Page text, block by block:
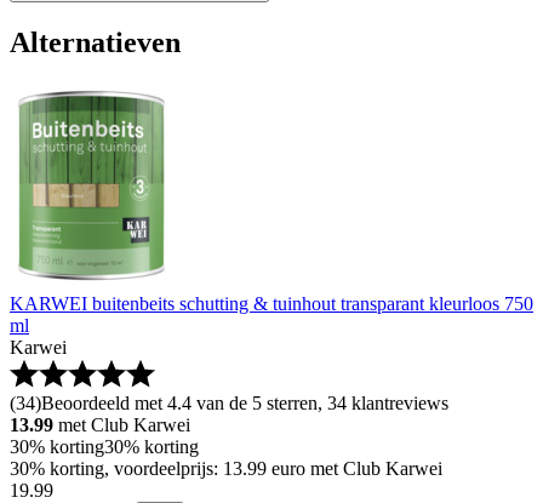
Alternatieven
KARWEI buitenbeits schutting & tuinhout transparant kleurloos 750
ml
Karwei
(34)Beoordeeld met 4.4 van de 5 sterren, 34 klantreviews
13.99 met Club Karwei
30% korting30% korting
30% korting, voordeelprijs: 13.99 euro met Club Karwei
19.99